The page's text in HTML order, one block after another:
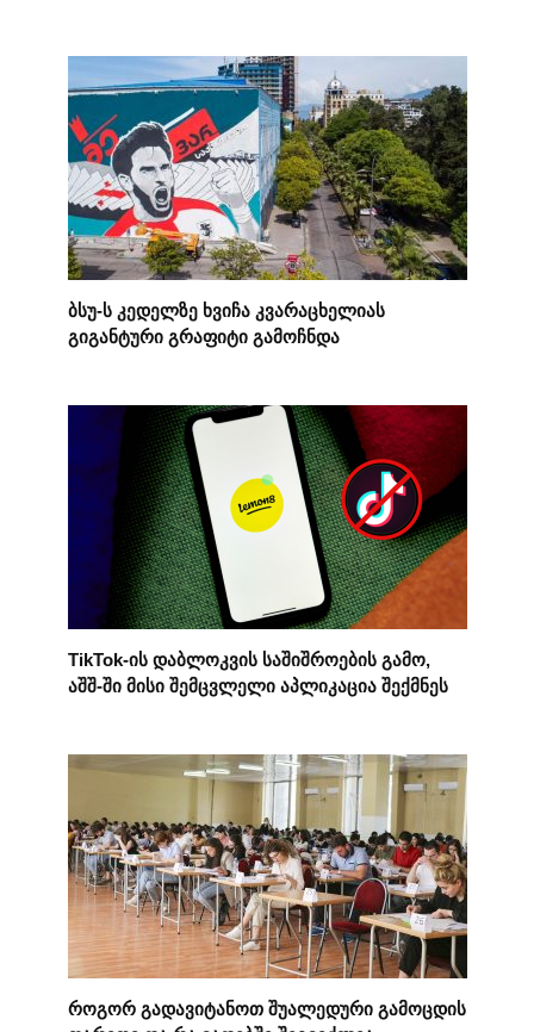
ბსუ-ს კედელზე ხვიჩა კვარაცხელიას
გიგანტური გრაფიტი გამოჩნდა
TikTok-ის დაბლოკვის საშიშროების გამო,
აშშ-ში მისი შემცვლელი აპლიკაცია შექმნეს
როგორ გადავიტანოთ შუალედური გამოცდის